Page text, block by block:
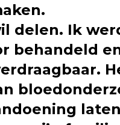
delen. Ik
behandeld